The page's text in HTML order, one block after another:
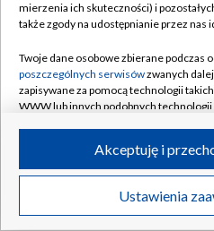
Transmisje
Oferta
Emisja
Rada
Ogłoszenia
Akademia
Centrum
Biuro
©2026 Telewizja Polska
mierzenia ich skuteczności) i
także zgody na udostępnianie przez nas
Twoje dane osobowe zbierane podczas
poszczególnych serwisówzwanych
zapisywane za pomocą technologii
WWW lub innych podobnych
ruchu w Internecie.
Twoje dane osobowe zbierane podczas
poszczególnych serwisówna Portalu,
Ustawienia
Akceptuję i